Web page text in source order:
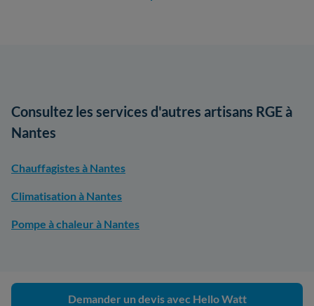
Consultez les services d'autres artisans RGE à
Nantes
Chauffagistes à Nantes
Climatisation à Nantes
Pompe à chaleur à Nantes
Demander un devis avec Hello Watt